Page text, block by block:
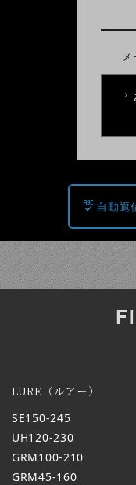
自動返
LURE（ルアー）
SE150-245
UH120-230
GRM100-210
GRM45-160